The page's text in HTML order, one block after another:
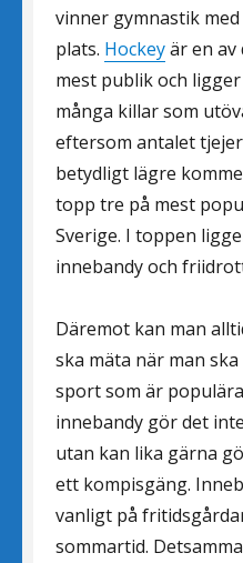
vinner gymnastik
plats. Hockeyär en
mest publik och
många killar som
eftersom antalet
betydligt lägre
topp tre på mest
Sverige. I toppen
innebandy och
Däremot kan man
ska mäta när man
sport som är
innebandy gör det
utan kan lika gärna
ett kompisgäng.
vanligt på
sommartid.